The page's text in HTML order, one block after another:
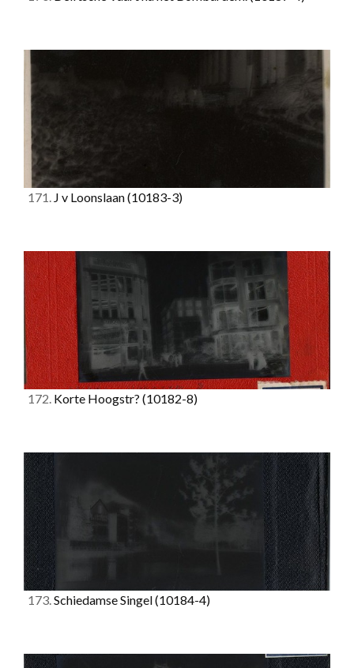
171. J v Loonslaan(10183-3)
172. Korte Hoogstr? (10182-8)
173.Schiedamse Singel(10184-4)